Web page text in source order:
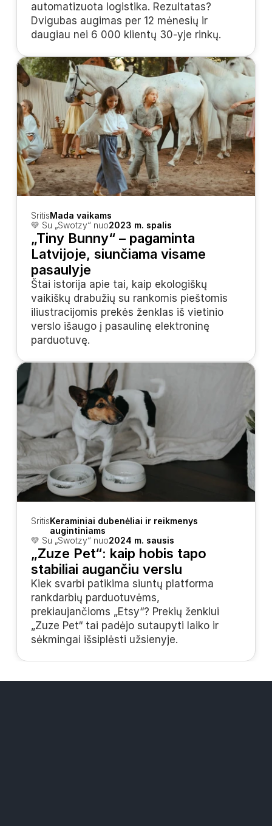
automatizuota logistika. Rezultatas?
Dvigubas augimas per 12 mėnesių ir
daugiau nei 6 000 klientų 30-yje rinkų.
SritisMada vaikams
💛 Su „Swotzy“ nuo2023 m. spalis
„Tiny Bunny“ – pagaminta
Latvijoje, siunčiama visame
pasaulyje
Štai istorija apie tai, kaip ekologiškų
vaikiškų drabužių su rankomis pieštomis
iliustracijomis prekės ženklas iš vietinio
verslo išaugo į pasaulinę elektroninę
parduotuvę.
SritisKeraminiai dubenėliai ir reikmenys
augintiniams
💛 Su „Swotzy“ nuo2024 m. sausis
„Zuze Pet“: kaip hobis tapo
stabiliai augančiu verslu
Kiek svarbi patikima siuntų platforma
rankdarbių parduotuvėms,
prekiaujančioms „Etsy“? Prekių ženklui
„Zuze Pet“ tai padėjo sutaupyti laiko ir
sėkmingai išsiplėsti užsienyje.